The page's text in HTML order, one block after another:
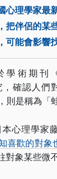
心理學家最
把伴侶的某
能會影響
術期刊
確認人們
則是稱為「
本心理學
喜歡的對
對象某些微